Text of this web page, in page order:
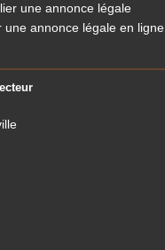
une annonce légale
une annonce légale en ligne